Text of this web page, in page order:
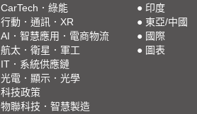
CarTech．綠能
行動．通訊．XR
AI．智慧應用．電商物流
航太．衛星．軍工
IT．系統供應鏈
光電．顯示．光學
科技政策
物聯科技．智慧製造
● 印度
● 東亞/中國
● 國際
● 圖表